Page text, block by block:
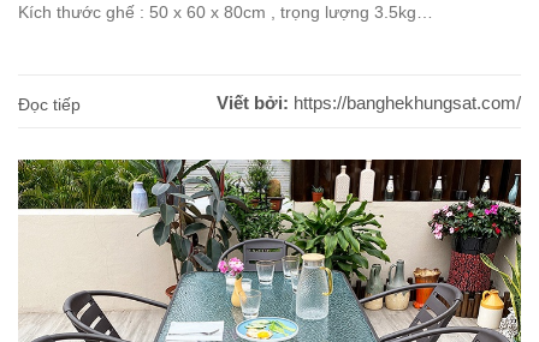
Kích thước ghế : 50 x 60 x 80cm , trọng lượng 3.5kg
Đọc tiếp Viết bởi: https://banghekhungsat.com/